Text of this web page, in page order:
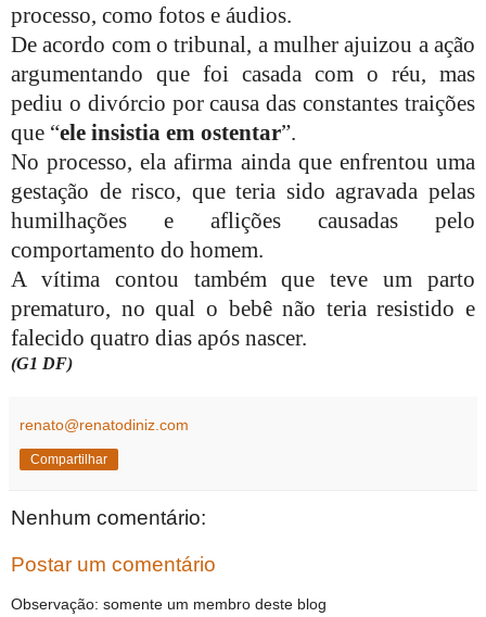
processo, como fotos e áudios.
De acordo com o tribunal, a mulher ajuizou a ação
argumentando que foi casada com o réu, mas
pediu o divórcio por causa das constantes traições
que “ele insistia em ostentar”.
No processo, ela afirma ainda que enfrentou uma
gestação de risco, que teria sido agravada pelas
humilhações e aflições causadas pelo
comportamento do homem.
A vítima contou também que teve um parto
prematuro, no qual o bebê não teria resistido e
falecido quatro dias após nascer.
(G1 DF)
renato@renatodiniz.com
Compartilhar
Nenhum comentário:
Postar um comentário
Observação: somente um membro deste blog